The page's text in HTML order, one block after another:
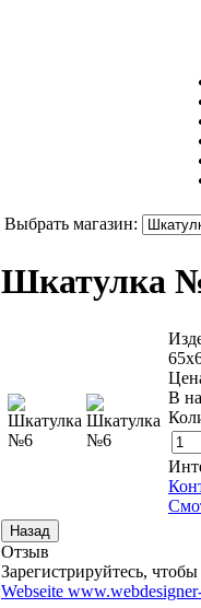
Выбрать магазин:
Шкатулка
В
Отзыв
Зарегистрируйтесь, чтобы
Webseite